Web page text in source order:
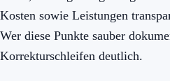
Kosten sowie Leistungen
Wer diese Punkte sauber
Korrekturschleifen deutlich.